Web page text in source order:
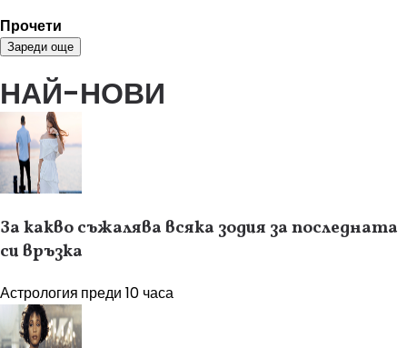
Прочети
Зареди още
НАЙ-НОВИ
За какво съжалява всяка зодия за последната
си връзка
Астрология преди 10 часа